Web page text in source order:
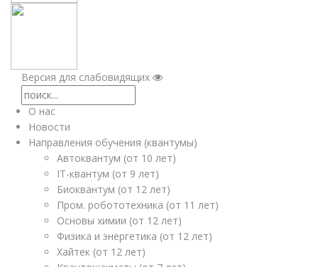
Версия для слабовидящих
О нас
Новости
Направления обучения (квантумы)
Автоквантум (от 10 лет)
IT-квантум (от 9 лет)
Биоквантум (от 12 лет)
Пром. робототехника (от 11 лет)
Основы химии (от 12 лет)
Физика и энергетика (от 12 лет)
Хайтек (от 12 лет)